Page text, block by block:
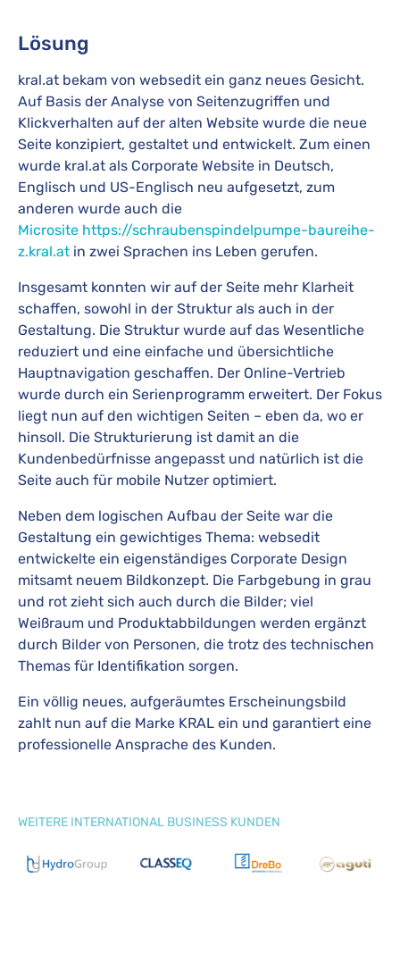
Lösung
kral.at bekam von websedit ein ganz neues Gesicht.
Auf Basis der Analyse von Seitenzugriffen und
Klickverhalten auf der alten Website wurde die neue
Seite konzipiert, gestaltet und entwickelt. Zum einen
wurde kral.at als Corporate Website in Deutsch,
Englisch und US-Englisch neu aufgesetzt, zum
anderen wurde auch die
Microsite https://schraubenspindelpumpe-baureihe-
z.kral.at in zwei Sprachen ins Leben gerufen.
Insgesamt konnten wir auf der Seite mehr Klarheit
schaffen, sowohl in der Struktur als auch in der
Gestaltung. Die Struktur wurde auf das Wesentliche
reduziert und eine einfache und übersichtliche
Hauptnavigation geschaffen. Der Online-Vertrieb
wurde durch ein Serienprogramm erweitert. Der Fokus
liegt nun auf den wichtigen Seiten – eben da, wo er
hinsoll. Die Strukturierung ist damit an die
Kundenbedürfnisse angepasst und natürlich ist die
Seite auch für mobile Nutzer optimiert.
Neben dem logischen Aufbau der Seite war die
Gestaltung ein gewichtiges Thema: websedit
entwickelte ein eigenständiges Corporate Design
mitsamt neuem Bildkonzept. Die Farbgebung in grau
und rot zieht sich auch durch die Bilder; viel
Weißraum und Produktabbildungen werden ergänzt
durch Bilder von Personen, die trotz des technischen
Themas für Identifikation sorgen.
Ein völlig neues, aufgeräumtes Erscheinungsbild
zahlt nun auf die Marke KRAL ein und garantiert eine
professionelle Ansprache des Kunden.
WEITERE INTERNATIONAL BUSINESS KUNDEN